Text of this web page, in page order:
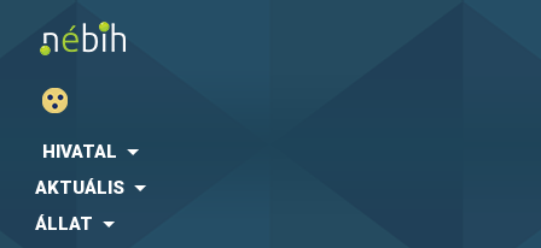
HIVATAL
AKTUÁLIS
ÁLLAT